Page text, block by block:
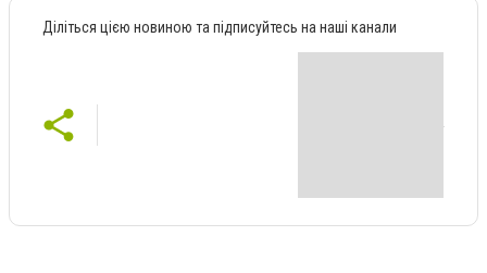
Діліться цією новиною та підписуйтесь на наші канали